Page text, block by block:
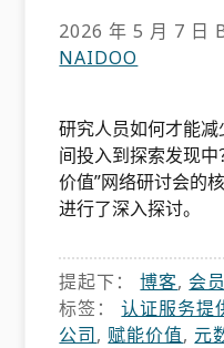
2026 年 5 月 7 日
NAIDOO
研究人员如何才能
间投入到探索发现
价值”网络研讨会的
进行了深入探讨。
提起下：博客, 会
标签：认证服务提
公司, 赋能价值, 元